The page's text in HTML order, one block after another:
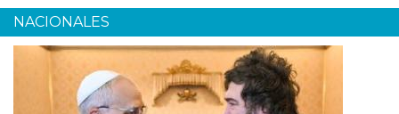
NACIONALES